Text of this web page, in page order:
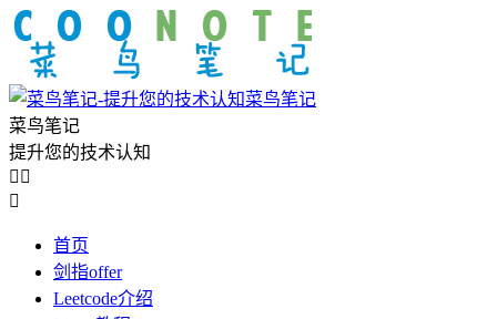
菜鸟笔记
菜鸟笔记
提升您的技术认知
 

首页
剑指offer
Leetcode介绍